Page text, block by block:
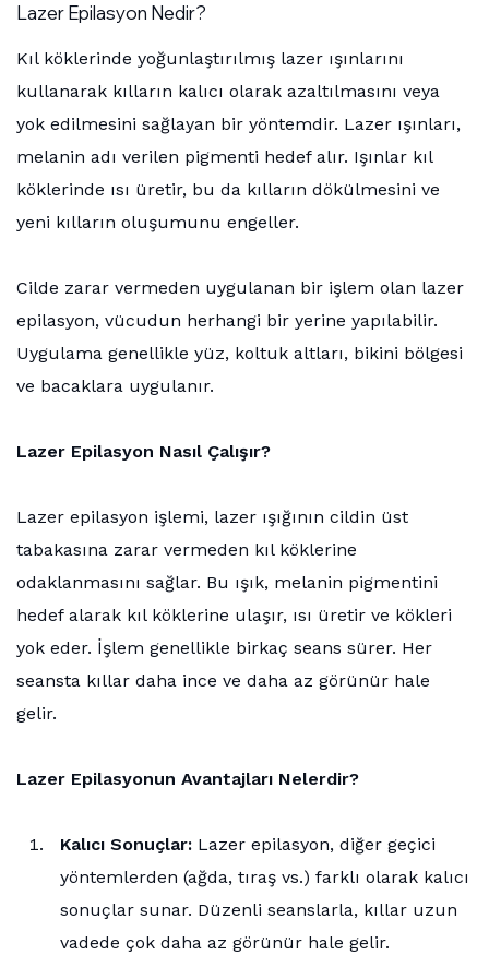
Lazer Epilasyon Nedir?
Kıl köklerinde yoğunlaştırılmış lazer ışınlarını
kullanarak kılların kalıcı olarak azaltılmasını veya
yok edilmesini sağlayan bir yöntemdir. Lazer ışınları,
melanin adı verilen pigmenti hedef alır. Işınlar kıl
köklerinde ısı üretir, bu da kılların dökülmesini ve
yeni kılların oluşumunu engeller.
Cilde zarar vermeden uygulanan bir işlem olan lazer
epilasyon, vücudun herhangi bir yerine yapılabilir.
Uygulama genellikle yüz, koltuk altları, bikini bölgesi
ve bacaklara uygulanır.
Lazer Epilasyon Nasıl Çalışır?
Lazer epilasyon işlemi, lazer ışığının cildin üst
tabakasına zarar vermeden kıl köklerine
odaklanmasını sağlar. Bu ışık, melanin pigmentini
hedef alarak kıl köklerine ulaşır, ısı üretir ve kökleri
yok eder. İşlem genellikle birkaç seans sürer. Her
seansta kıllar daha ince ve daha az görünür hale
gelir.
Lazer Epilasyonun Avantajları Nelerdir?
Kalıcı Sonuçlar: Lazer epilasyon, diğer geçici
yöntemlerden (ağda, tıraş vs.) farklı olarak kalıcı
sonuçlar sunar. Düzenli seanslarla, kıllar uzun
vadede çok daha az görünür hale gelir.